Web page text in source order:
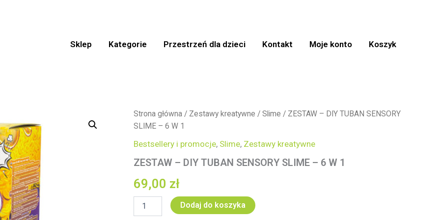
Sklep
Kategorie Przestrzeń dla dzieci Kontakt Moje konto Koszyk
Strona główna / Zestawy kreatywne / Slime / ZESTAW – DIY TUBAN SENSORY
SLIME – 6 W 1
Bestsellery i promocje, Slime, Zestawy kreatywne
ZESTAW – DIY TUBAN SENSORY SLIME – 6 W 1
69,00 zł
ilość
ZESTAW
DIY
SENSORY
–
6
Dodaj do koszyka